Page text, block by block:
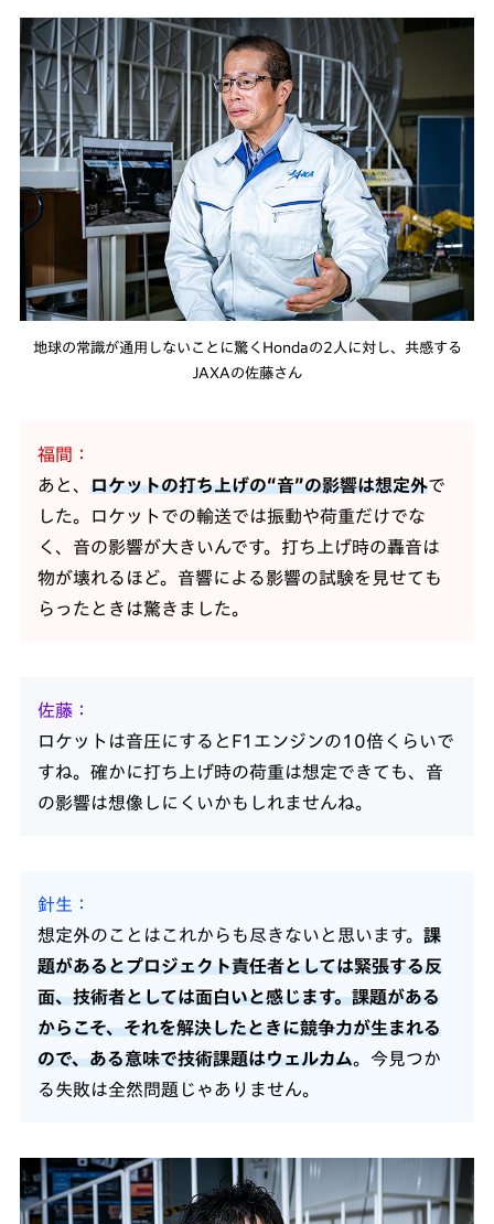
地球の常識が通用しないことに驚くHondaの2人に対し、共感する
JAXAの佐藤さん
福間
あと、 ロケットの打ち上げの“音”の影響は想定外で
した。ロケットでの輸送では振動や荷重だけでな
く、音の影響が大きいんです。打ち上げ時の轟音は
物が壊れるほど。音響による影響の試験を見せても
らったときは驚きました。
佐藤
ロケットは音圧にするとF1エンジンの10倍くらいで
すね。確かに打ち上げ時の荷重は想定できても、音
の影響は想像しにくいかもしれませんね。
針生
想定外のことはこれからも尽きないと思います。 課
題があるとプロジェクト責任者としては緊張する反
面、技術者としては面白いと感じます。課題がある
からこそ、それを解決したときに競争力が生まれる
ので、ある意味で技術課題はウェルカム。今見つか
る失敗は全然問題じゃありません。